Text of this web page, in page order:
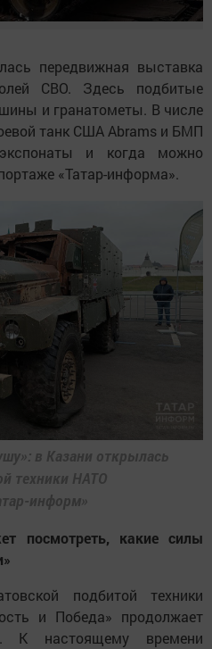
передвижная выставка
СВО. Здесь подбитые
и гранатометы. В числе
танк США Abrams и БМП
и когда можно
«Татар-информа».
в Казани открылась
техники НАТО
информ»
посмотреть, какие силы
подбитой техники
и Победа» продолжает
К настоящему времени